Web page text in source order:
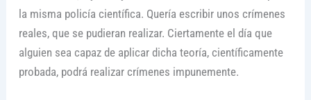
la misma policía científica. Quería escribir unos crímenes
reales, que se pudieran realizar. Ciertamente el día que
alguien sea capaz de aplicar dicha teoría, científicamente
probada, podrá realizar crímenes impunemente.